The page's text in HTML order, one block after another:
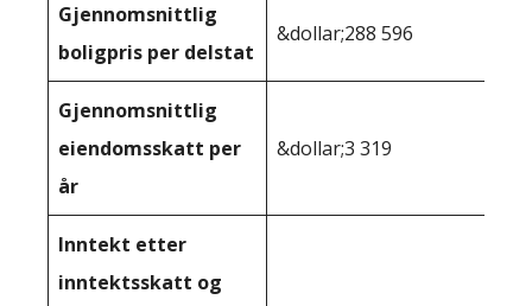
Gjennomsnittlig
boligpris per delstat
&dollar;288 596
Gjennomsnittlig
eiendomsskatt per
år
&dollar;3 319
Inntekt etter
inntektsskatt og